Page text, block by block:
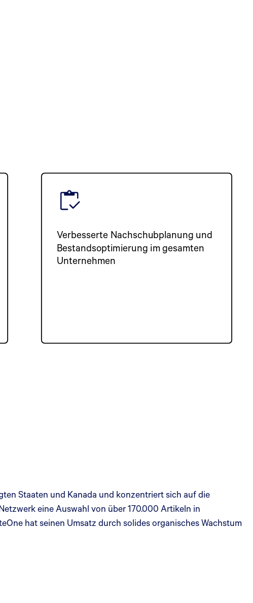
Verbesserte Nachschubplanung und
Bestandsoptimierung im gesamten
Unternehmen
Staaten und Kanada und konzentriert sich auf die
eine Auswahl von über 170.000 Artikeln in
hat seinen Umsatz durch solides organisches Wachstum